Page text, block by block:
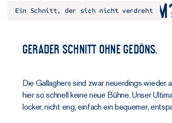
Ein Schnitt, der sich nicht verdreht
Wie ist die
Gerader Schnitt ohne Gedöns.
Die Gallaghers sind zwar neuerdings wieder
hier so schnell keine neue Bühne. Unser
locker, nicht eng, einfach ein bequemer,